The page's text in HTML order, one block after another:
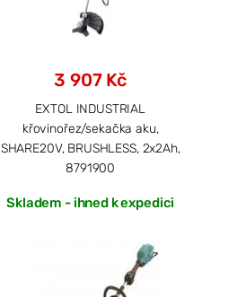
3 907 Kč
EXTOL INDUSTRIAL
křovinořez/sekačka aku,
SHARE20V, BRUSHLESS, 2x2Ah,
8791900
Skladem - ihned k expedici